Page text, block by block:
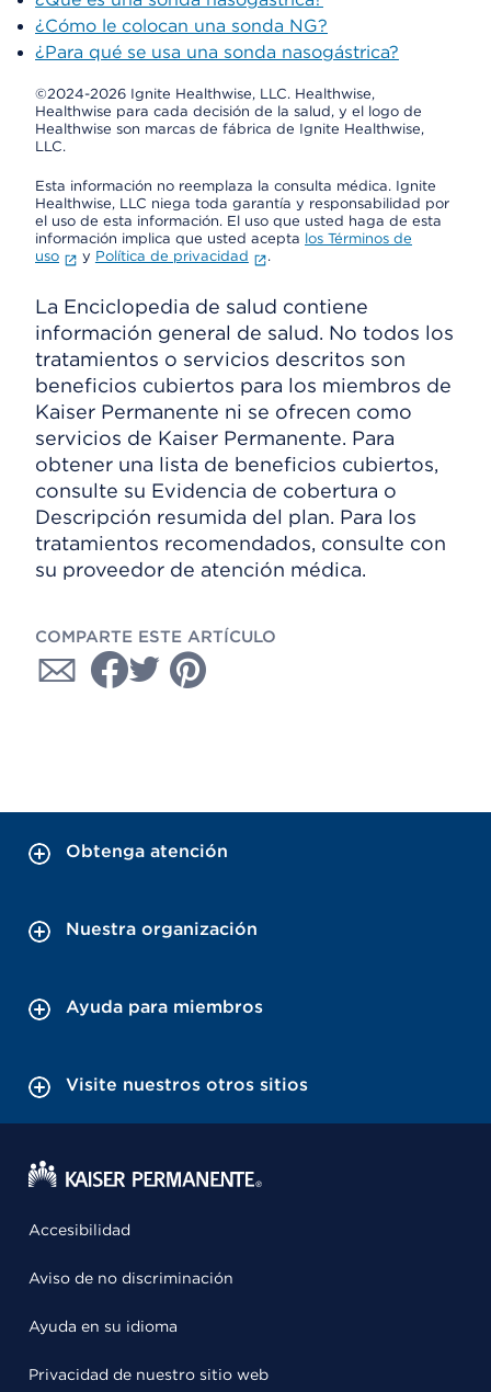
¿Cómo le colocan una sonda NG?
¿Para qué se usa una sonda nasogástrica?
©2024-2026 Ignite Healthwise, LLC. Healthwise,
Healthwise para cada decisión de la salud, y el logo de
Healthwise son marcas de fábrica de Ignite Healthwise,
LLC.
Esta información no reemplaza la consulta médica. Ignite
Healthwise, LLC niega toda garantía y responsabilidad por
el uso de esta información. El uso que usted haga de esta
información implica que usted acepta los Términos de
uso
y Política de privacidad .
La Enciclopedia de salud contiene
información general de salud. No todos los
tratamientos o servicios descritos son
beneficios cubiertos para los miembros de
Kaiser Permanente ni se ofrecen como
servicios de Kaiser Permanente. Para
obtener una lista de beneficios cubiertos,
consulte su Evidencia de cobertura o
Descripción resumida del plan. Para los
tratamientos recomendados, consulte con
su proveedor de atención médica.
COMPARTE ESTE ARTÍCULO
Obtenga atención
Nuestra organización
Ayuda para miembros
Visite nuestros otros sitios
Accesibilidad
Aviso de no discriminación
Ayuda en su idioma
Privacidad de nuestro sitio web